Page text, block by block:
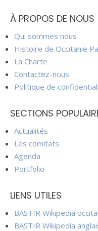
À PROPOS DE NOUS
Qui sommes nous
Histoire de Occitanie
La Charte
Contactez-nous
Politique de
SECTIONS
Actualités
Les comitats
Agenda
Portfolio
LIENS UTILES
BASTIR Wikipedia
BASTIR Wikipedia